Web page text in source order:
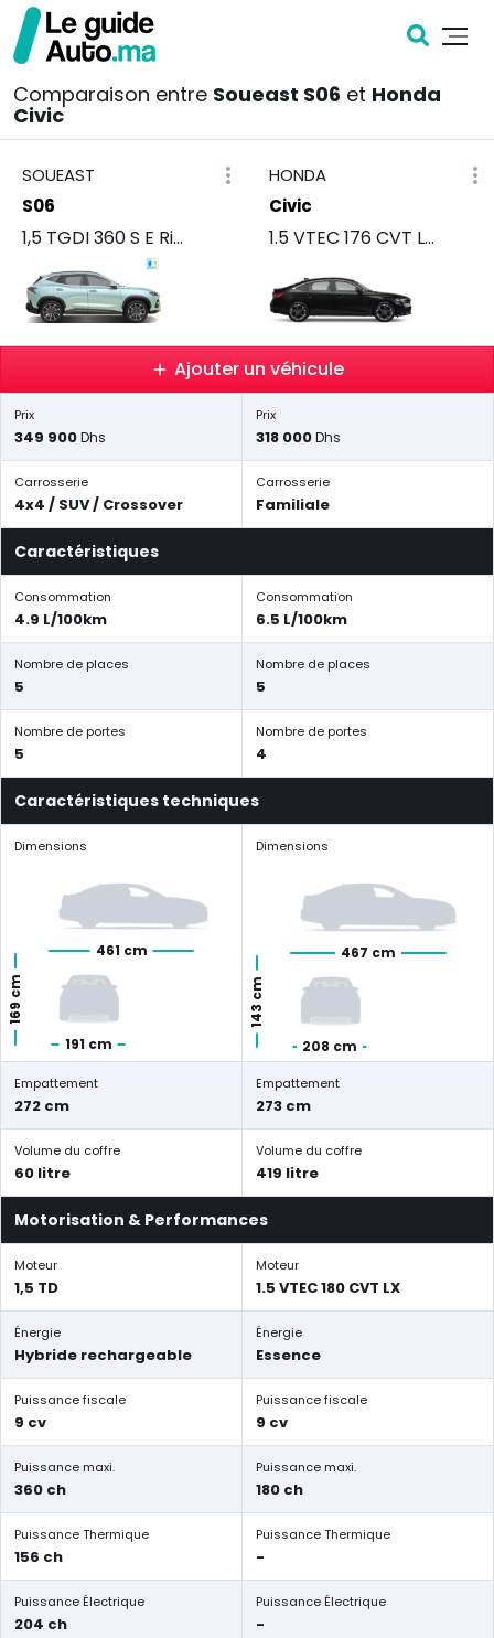
Comparaison entre Soueast S06 et Honda
Civic
SOUEAST
S06
1,5 TGDI 360 S E Rise
HONDA
Civic
1.5 VTEC 176 CVT LX D
Ajouter un véhicule
Prix
349 900Dhs
Prix
318 000Dhs
Carrosserie
4x4 / SUV / Crossover
Carrosserie
Familiale
Caractéristiques
Consommation
4.9 L/100km
Consommation
6.5 L/100km
Nombre de places
5
Nombre de places
5
Nombre de portes
5
Nombre de portes
4
Caractéristiques techniques
Dimensions
461 cm
191 cm
169 cm
Dimensions
467 cm
208 cm
143 cm
Empattement
272 cm
Empattement
273 cm
Volume du coffre
60 litre
Volume du coffre
419 litre
Motorisation & Performances
Moteur
1,5 TD
Moteur
1.5 VTEC 180 CVT LX
Énergie
Hybride rechargeable
Énergie
Essence
Puissance fiscale
9 cv
Puissance fiscale
9 cv
Puissance maxi.
360 ch
Puissance maxi.
180 ch
Puissance Thermique
156 ch
Puissance Thermique
-
Puissance Électrique
204 ch
Puissance Électrique
-